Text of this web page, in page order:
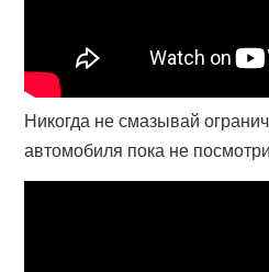
Никогда не смазывай
автомобиля пока не